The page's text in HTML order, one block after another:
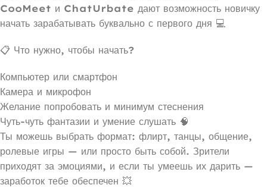
CooMeet и ChatUrbate дают возможность новичку
начать зарабатывать буквально с первого дня 💻
📋 Что нужно, чтобы начать?
Компьютер или смартфон
Камера и микрофон
Желание попробовать и минимум стеснения
Чуть-чуть фантазии и умение слушать 🧠
Ты можешь выбрать формат: флирт, танцы, общение,
ролевые игры — или просто быть собой. Зрители
приходят за эмоциями, и если ты умеешь их дарить —
заработок тебе обеспечен 💥